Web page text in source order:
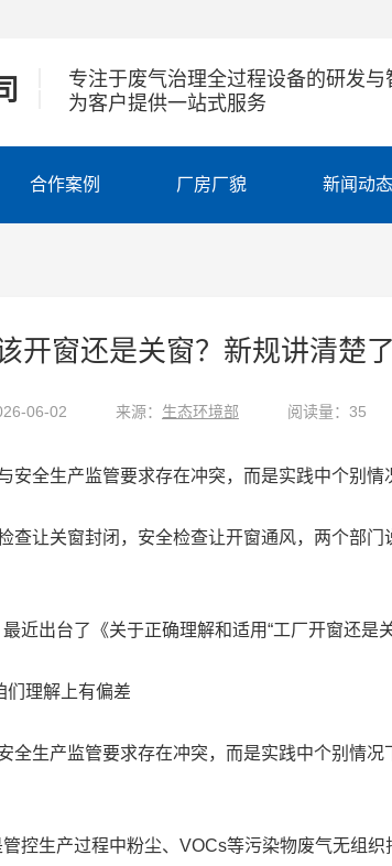
合作案例 厂房厂貌 新闻动态
专注于废气治理全过程设备的研发与
为客户提供一站式服务
开窗还是关窗？新规讲清楚了
06-02 来源： 生态环境部 阅读量：35
安全生产监管要求存在冲突，而是实践中个别
让关窗封闭，安全检查让开窗通风，两个部门
出台了《关于正确理解和适用“工厂开窗还是关
理解上有偏差
生产监管要求存在冲突，而是实践中个别情况
生产过程中粉尘、VOCs等污染物废气无组织